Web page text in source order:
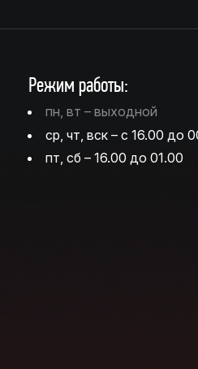
Режим работы:
пн, вт – выходной
ср, чт, вск – с 16.00 до
пт, сб – 16.00 до 01.00